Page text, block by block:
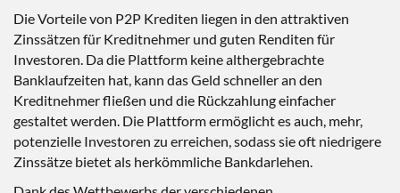
Die Vorteile von P2P Krediten liegen in den attraktiven
Zinssätzen für Kreditnehmer und guten Renditen für
Investoren. Da die Plattform keine althergebrachte
Banklaufzeiten hat, kann das Geld schneller an den
Kreditnehmer fließen und die Rückzahlung einfacher
gestaltet werden. Die Plattform ermöglicht es auch, mehr,
potenzielle Investoren zu erreichen, sodass sie oft niedrigere
Zinssätze bietet als herkömmliche Bankdarlehen.